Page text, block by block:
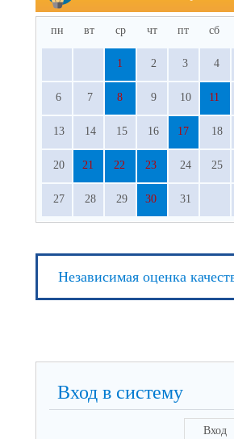
пн вт ср чт пт сб
1 2 3 4
6 7 8 9 10 11
13 14 15 16 17 18
20 21 22 23 24 25
27 28 29 30 31
Независимая оценка
Вход в систему
Вход